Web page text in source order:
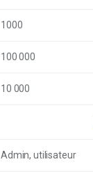
1000
100 000
10 000
Admin, utilisateur